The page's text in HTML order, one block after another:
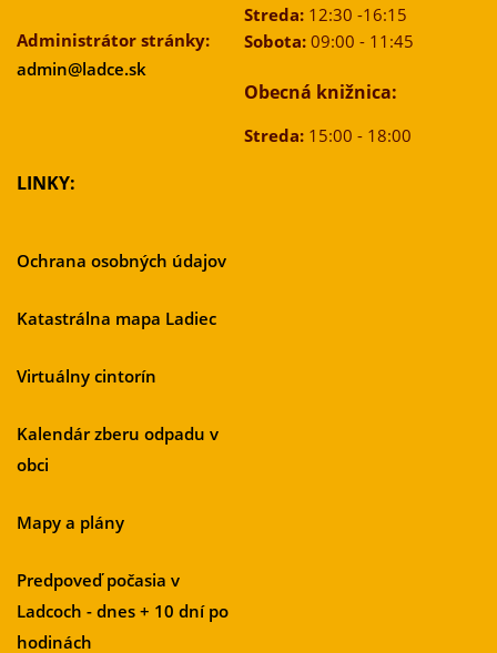
Administrátor stránky:
admin@ladce.sk
Streda:12:30 -16:15
Sobota:09:00 - 11:45
Obecná knižnica:
Streda:15:00 - 18:00
LINKY:
Ochrana osobných údajov
Katastrálna mapa Ladiec
Virtuálny cintorín
Kalendár zberu odpadu v
obci
Mapy a plány
Predpoveď počasia v
Ladcoch - dnes + 10 dní po
hodinách